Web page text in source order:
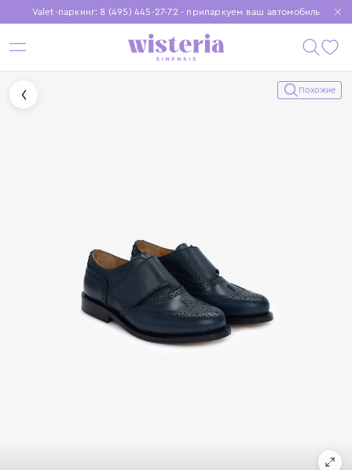
Valet-паркинг: 8 (495) 445-27-72 - припаркуем ваш автомобиль
Бесплатная доставка при заказе от 15 000 ₽
Установите приложение, чтобы покупки были еще удобнее
Похожие